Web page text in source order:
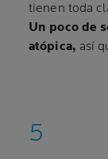
tienen toda
Un poco de
atópica, así